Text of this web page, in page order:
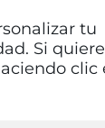
tu
Si
clic